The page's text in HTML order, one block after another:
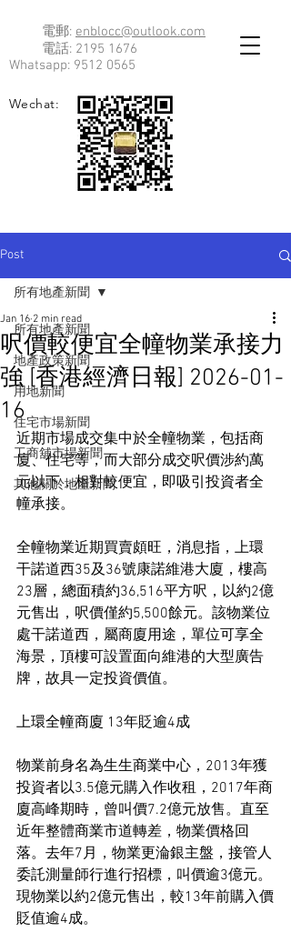
電郵: enblocc@outlook.com
電話: 2195 1676
Whatsapp: 9512 0565
Wechat:
Post
所有地產新聞
地產政策新聞
用地新聞
住宅市場新聞
工商舖市場新聞
其他關於地產新聞
所有地產新聞
呎價較便宜全幢物業承接力
強 [香港經濟日報] 2026-01-
16
Jan 16 2 min read
近期市場成交集中於全幢物業，包括商
廈、住宅等，而大部分成交呎價涉約萬
元以下，相對較便宜，即吸引投資者全
幢承接。
全幢物業近期買賣頗旺，消息指，上環
干諾道西35及36號康諾維港大廈，樓高
23層，總面積約36,516平方呎，以約2億
元售出，呎價僅約5,500餘元。該物業位
處干諾道西，屬商廈用途，單位可享全
海景，頂樓可設置面向維港的大型廣告
牌，故具一定投資價值。
上環全幢商廈 13年貶逾4成
物業前身名為生生商業中心，2013年獲
投資者以3.5億元購入作收租，2017年商
廈高峰期時，曾叫價7.2億元放售。直至
近年整體商業市道轉差，物業價格回
落。去年7月，物業更淪銀主盤，接管人
委託測量師行進行招標，叫價逾3億元。
現物業以約2億元售出，較13年前購入價
貶值逾4成。